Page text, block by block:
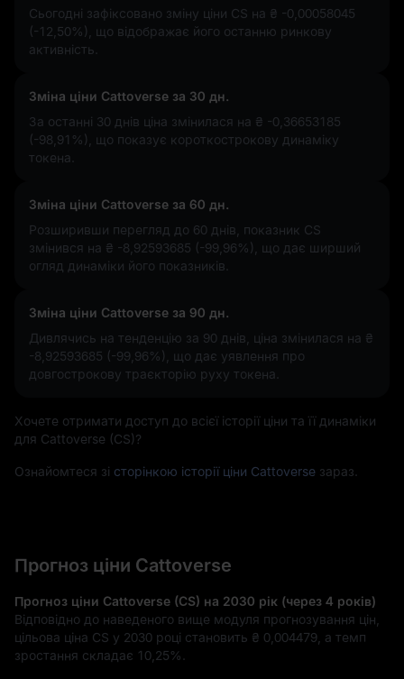
Сьогодні зафіксовано зміну ціни CS на ₴ -0,00058045
(-12,50%)
, що відображає його останню ринкову
активність.
Зміна ціни Cattoverse за 30 дн.
За останні 30 днів ціна змінилася на ₴ -0,36653185
(-98,91%)
, що показує короткострокову динаміку
токена.
Зміна ціни Cattoverse за 60 дн.
Розширивши перегляд до 60 днів, показник CS
змінився на ₴ -8,92593685 (-99,96%)
, що дає ширший
огляд динаміки його показників.
Зміна ціни Cattoverse за 90 дн.
Дивлячись на тенденцію за 90 днів, ціна змінилася на ₴
-8,92593685 (-99,96%)
, що дає уявлення про
довгострокову траєкторію руху токена.
Хочете отримати доступ до всієї історії ціни та її динаміки
для Cattoverse (CS)?
Ознайомтеся зі сторінкою історії ціни Cattoverse зараз.
Прогноз ціни Cattoverse
Прогноз ціни Cattoverse (CS) на 2030 рік (через 4 років)
Відповідно до наведеного вище модуля прогнозування цін,
цільова ціна CS у 2030 році становить ₴ 0,004479 , а темп
зростання складає 10,25%